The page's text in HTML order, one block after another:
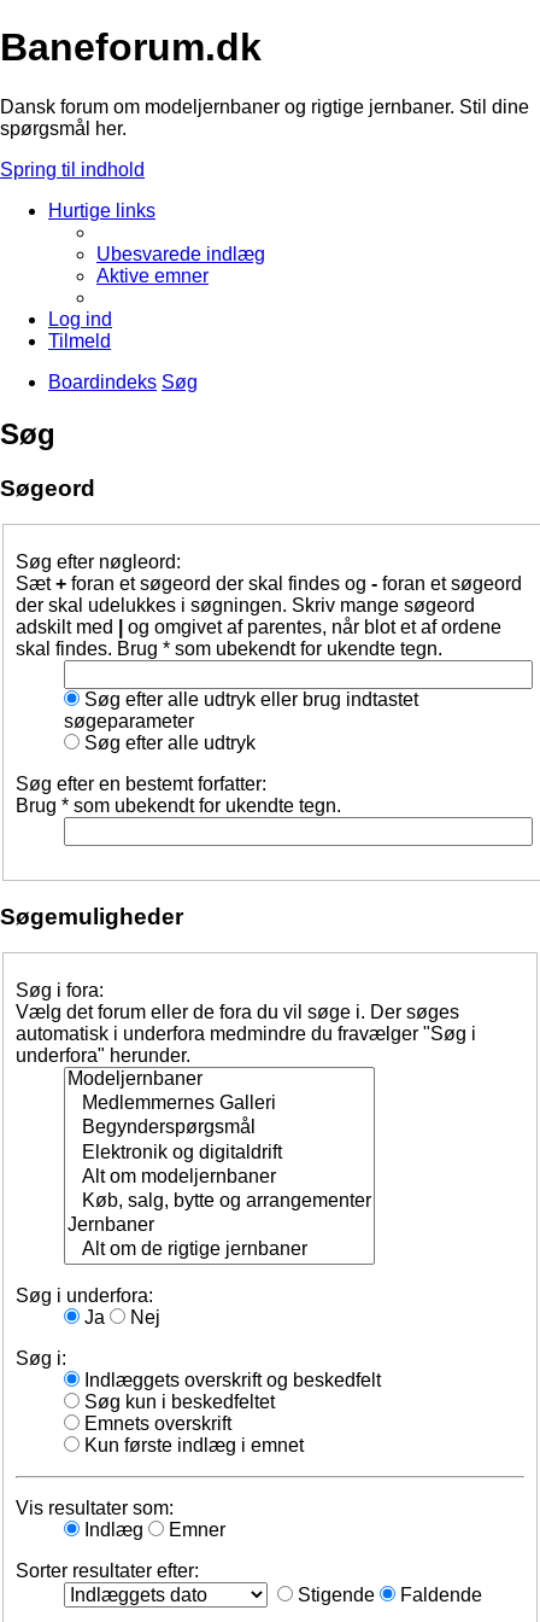
Baneforum.dk
Dansk forum om modeljernbaner og rigtige jernbaner. Stil dine
spørgsmål her.
Spring til indhold
Hurtige links
Ubesvarede indlæg
Aktive emner
Log ind
Tilmeld
Boardindeks Søg
Søg
Søgeord
Søg efter nøgleord:
Sæt+ foran et søgeord der skal findes og - foran et søgeord
der skal udelukkes i søgningen. Skriv mange søgeord
adskilt med
og omgivet af parentes, når blot et af ordene
skal findes. Brug * som ubekendt for ukendte tegn.
Søg efter alle udtryk eller brug indtastet
søgeparameter
Søg efter alle udtryk
Søg efter en bestemt forfatter:
Brug * som ubekendt for ukendte tegn.
Søgemuligheder
Søg i fora:
Vælg det forum eller de fora du vil søge i. Der søges
automatisk i underfora medmindre du fravælger "Søg i
underfora" herunder.
Søg i underfora:
Ja
Nej
Søg i:
Indlæggets overskrift og beskedfelt
Søg kun i beskedfeltet
Emnets overskrift
Kun første indlæg i emnet
Vis resultater som:
Indlæg
Emner
Sorter resultater efter:
Stigende
Faldende